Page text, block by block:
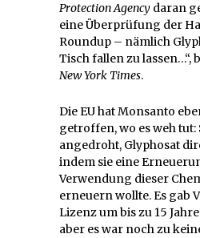
Protection Agency daran
eine Überprüfung der
Roundup – nämlich
Tisch fallen zu lassen…“,
New York Times.
Die EU hat Monsanto
getroffen, wo es weh tut:
angedroht, Glyphosat
indem sie eine
Verwendung dieser
erneuern wollte. Es gab
Lizenz um bis zu 15
aber es war noch zu